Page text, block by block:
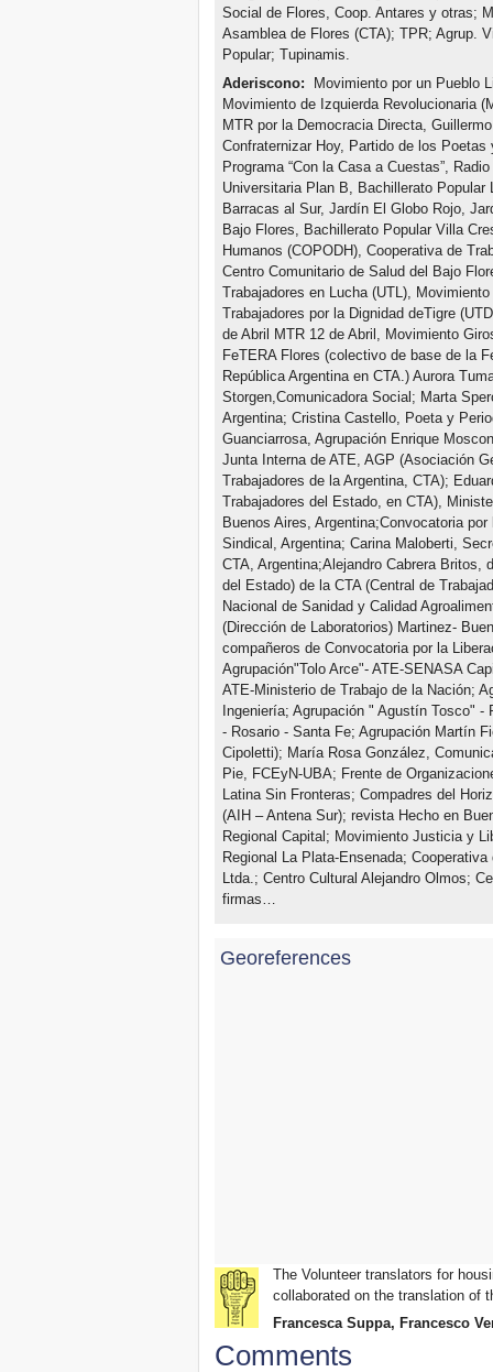
Social de Flores, Coop. Antares y otras;
Asamblea de Flores (CTA); TPR; Agrup.
Popular; Tupinamis.
Aderiscono: Movimiento por un Pueblo
Movimiento de Izquierda Revolucionaria
MTR por la Democracia Directa,
Confraternizar Hoy, Partido de los
Programa “Con la Casa a Cuestas”,
Universitaria Plan B, Bachillerato
Barracas al Sur, Jardín El Globo Rojo,
Bajo Flores, Bachillerato Popular Villa
Humanos (COPODH), Cooperativa de
Centro Comunitario de Salud del Bajo
Trabajadores en Lucha (UTL),
Trabajadores por la Dignidad deTigre
de Abril MTR 12 de Abril, Movimiento
FeTERA Flores (colectivo de base de la
República Argentina en CTA.) Aurora
Storgen,Comunicadora Social; Marta
Argentina; Cristina Castello, Poeta y
Guanciarrosa, Agrupación Enrique
Junta Interna de ATE, AGP (Asociación
Trabajadores de la Argentina, CTA);
Trabajadores del Estado, en CTA),
Buenos Aires, Argentina;Convocatoria
Sindical, Argentina; Carina Maloberti,
CTA, Argentina;Alejandro Cabrera Britos,
del Estado) de la CTA (Central de
Nacional de Sanidad y Calidad
(Dirección de Laboratorios) Martinez-
compañeros de Convocatoria por la
Agrupación"Tolo Arce"- ATE-SENASA
ATE-Ministerio de Trabajo de la Nación;
Ingeniería; Agrupación " Agustín Tosco"
- Rosario - Santa Fe; Agrupación Martín
Cipoletti); María Rosa González,
Pie, FCEyN-UBA; Frente de
Latina Sin Fronteras; Compadres del
(AIH – Antena Sur); revista Hecho en
Regional Capital; Movimiento Justicia y
Regional La Plata-Ensenada;
Ltda.; Centro Cultural Alejandro Olmos;
firmas…
Georeferences
The Volunteer translators for
collaborated on the translation of
Francesca Suppa, Francesco
Comments